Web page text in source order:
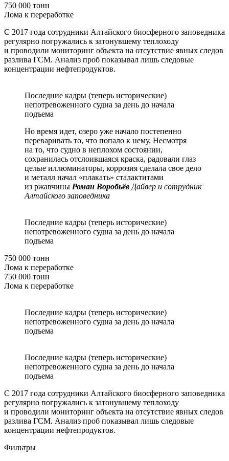
750 000 тонн
Лома к переработке
С 2017 года сотрудники Алтайского биосферного заповедника
регулярно погружались к затонувшему теплоходу
и проводили мониторинг объекта на отсутствие явных следов
разлива ГСМ. Анализ проб показывал лишь следовые
концентрации нефтепродуктов.
Последние кадры (теперь исторические)
непотревоженного судна за день до начала
подъема
Но время идет, озеро уже начало постепенно
переваривать то, что попало к нему. Несмотря
на то, что судно в неплохом состоянии,
сохранилась отслоившаяся краска, радовали глаз
целые иллюминаторы, коррозия сделала свое дело
и металл начал «плакать» сталактитами
из ржавчины Роман Воробьёв Дайвер и сотрудник
Алтайского заповедника
Последние кадры (теперь исторические)
непотревоженного судна за день до начала
подъема
750 000 тонн
Лома к переработке
750 000 тонн
Лома к переработке
Последние кадры (теперь исторические)
непотревоженного судна за день до начала
подъема
Последние кадры (теперь исторические)
непотревоженного судна за день до начала
подъема
С 2017 года сотрудники Алтайского биосферного заповедника
регулярно погружались к затонувшему теплоходу
и проводили мониторинг объекта на отсутствие явных следов
разлива ГСМ. Анализ проб показывал лишь следовые
концентрации нефтепродуктов.
Фильтры